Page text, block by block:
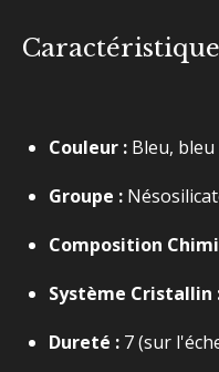
Couleur : Bleu,
Groupe :
Composition
Système Cristallin
Dureté : 7(sur